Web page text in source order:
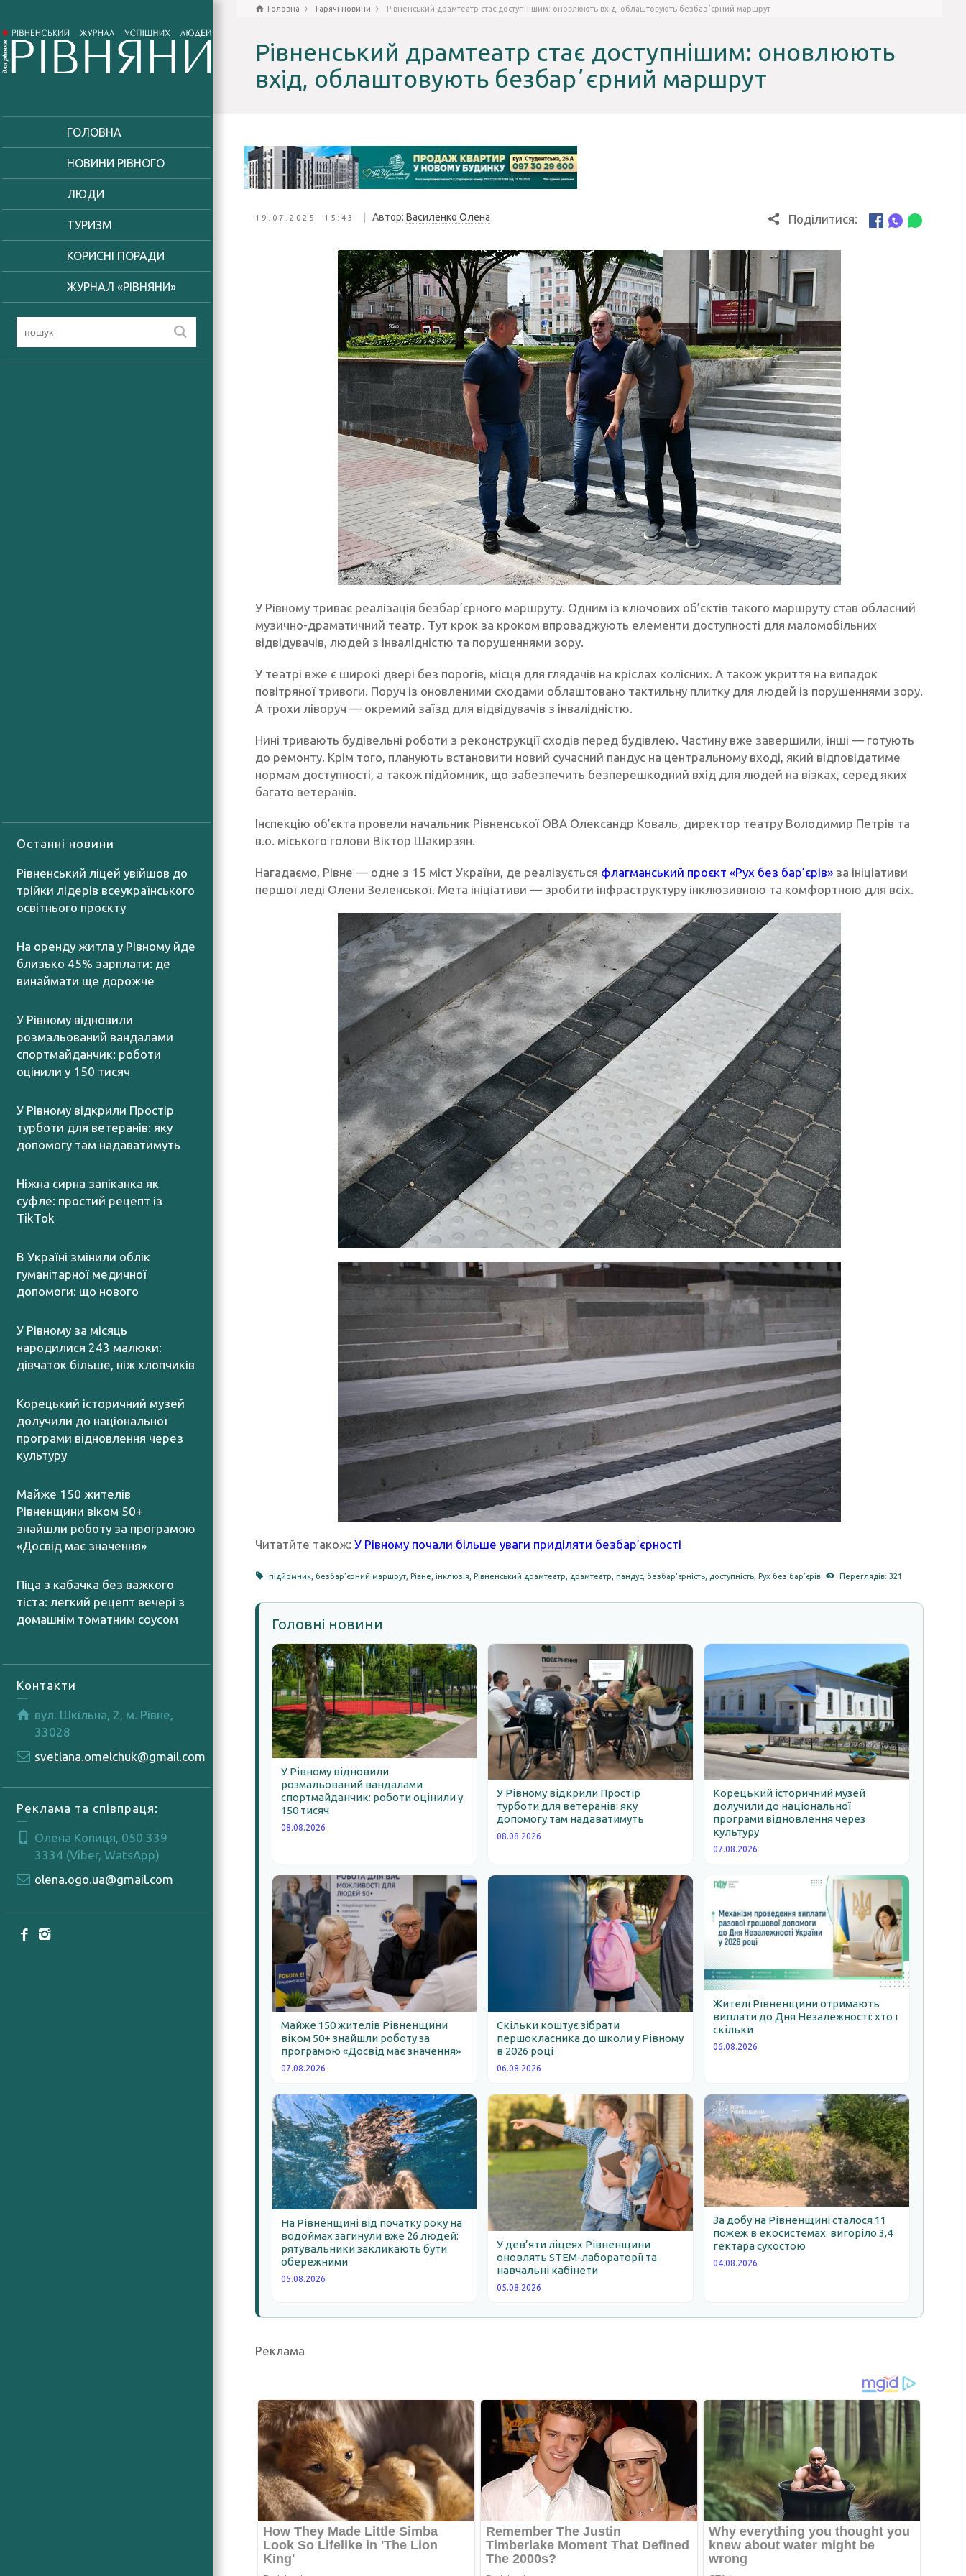
ГОЛОВНА
НОВИНИ РІВНОГО
ЛЮДИ
ТУРИЗМ
КОРИСНІ ПОРАДИ
ЖУРНАЛ «РІВНЯНИ»
Останні новини
Рівненський ліцей увійшов до
трійки лідерів всеукраїнського
освітнього проєкту
На оренду житла у Рівному йде
близько 45% зарплати: де
винаймати ще дорожче
У Рівному відновили
розмальований вандалами
спортмайданчик: роботи
оцінили у 150 тисяч
У Рівному відкрили Простір
турботи для ветеранів: яку
допомогу там надаватимуть
Ніжна сирна запіканка як
суфле: простий рецепт із
TikTok
В Україні змінили облік
гуманітарної медичної
допомоги: що нового
У Рівному за місяць
народилися 243 малюки:
дівчаток більше, ніж хлопчиків
Корецький історичний музей
долучили до національної
програми відновлення через
культуру
Майже 150 жителів
Рівненщини віком 50+
знайшли роботу за програмою
«Досвід має значення»
Піца з кабачка без важкого
тіста: легкий рецепт вечері з
домашнім томатним соусом
Контакти
вул. Шкільна, 2, м. Рівне,
33028
svetlana.omelchuk@gmail.com
Реклама та співпраця:
Олена Копиця, 050 339
3334 (Viber, WatsApp)
olena.ogo.ua@gmail.com
Головна Гарячі новини Рівненський драмтеатр стає доступнішим: оновлюють вхід, облаштовують безбарʼєрний маршрут
Рівненський драмтеатр стає доступнішим: оновлюють
вхід, облаштовують безбарʼєрний маршрут
19.07.2025 15:43 Автор: Василенко Олена Поділитися:
У Рівному триває реалізація безбар’єрного маршруту. Одним із ключових об’єктів такого маршруту став обласний
музично-драматичний театр. Тут крок за кроком впроваджують елементи доступності для маломобільних
відвідувачів, людей з інвалідністю та порушеннями зору.
У театрі вже є широкі двері без порогів, місця для глядачів на кріслах колісних. А також укриття на випадок
повітряної тривоги. Поруч із оновленими сходами облаштовано тактильну плитку для людей із порушеннями зору.
А трохи ліворуч — окремий заїзд для відвідувачів з інвалідністю.
Нині тривають будівельні роботи з реконструкції сходів перед будівлею. Частину вже завершили, інші — готують
до ремонту. Крім того, планують встановити новий сучасний пандус на центральному вході, який відповідатиме
нормам доступності, а також підйомник, що забезпечить безперешкодний вхід для людей на візках, серед яких
багато ветеранів.
Інспекцію об’єкта провели начальник Рівненської ОВА Олександр Коваль, директор театру Володимир Петрів та
в.о. міського голови Віктор Шакирзян.
Нагадаємо, Рівне — одне з 15 міст України, де реалізується флагманський проєкт «Рух без бар’єрів»за ініціативи
першої леді Олени Зеленської. Мета ініціативи — зробити інфраструктуру інклюзивною та комфортною для всіх.
Читатйте також: У Рівному почали більше уваги приділяти безбар’єрності
підйомник ,безбар’єрний маршрут ,Рівне ,інклюзія ,Рівненський драмтеатр драмтеатр ,пандус ,безбар'єрність доступність ,Рух без бар’єрів Переглядів: 321
Головні новини
У Рівному відновили
розмальований вандалами
спортмайданчик: роботи оцінили у
150 тисяч
08.08.2026
У Рівному відкрили Простір
турботи для ветеранів: яку
допомогу там надаватимуть
08.08.2026
Корецький історичний музей
долучили до національної
програми відновлення через
культуру
07.08.2026
Майже 150 жителів Рівненщини
віком 50+ знайшли роботу за
програмою «Досвід має значення»
07.08.2026
Скільки коштує зібрати
першокласника до школи у Рівному
в 2026 році
06.08.2026
Жителі Рівненщини отримають
виплати до Дня Незалежності: хто і
скільки
06.08.2026
На Рівненщині від початку року на
водоймах загинули вже 26 людей:
рятувальники закликають бути
обережними
05.08.2026
У дев’яти ліцеях Рівненщини
оновлять STEM-лабораторії та
навчальні кабінети
05.08.2026
За добу на Рівненщині сталося 11
пожеж в екосистемах: вигоріло 3,4
гектара сухостою
04.08.2026
Реклама